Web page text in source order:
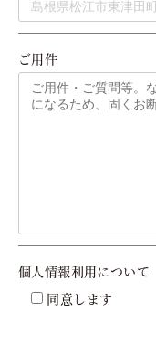
ご用件
個人情報利用について
同意します